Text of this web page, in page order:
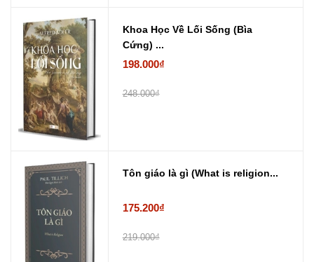
Khoa Học Về Lối Sống (Bìa
Cứng) ...
198.000₫
248.000₫
Tôn giáo là gì (What is religion...
175.200₫
219.000₫